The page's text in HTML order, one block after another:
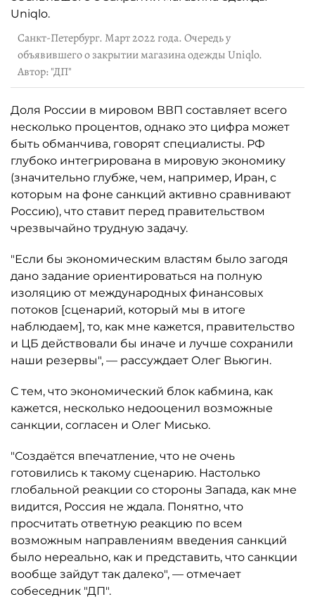
Санкт-Петербург. Март 2022 года. Очередь у
объявившего о закрытии магазина одежды Uniqlo.
Автор: "ДП"
Доля России в мировом ВВП составляет всего
несколько процентов, однако это цифра может
быть обманчива, говорят специалисты. РФ
глубоко интегрирована в мировую экономику
(значительно глубже, чем, например, Иран, с
которым на фоне санкций активно сравнивают
Россию), что ставит перед правительством
чрезвычайно трудную задачу.
"Если бы экономическим властям было загодя
дано задание ориентироваться на полную
изоляцию от международных финансовых
потоков [сценарий, который мы в итоге
наблюдаем], то, как мне кажется, правительство
и ЦБ действовали бы иначе и лучше сохранили
наши резервы", — рассуждает Олег Вьюгин.
С тем, что экономический блок кабмина, как
кажется, несколько недооценил возможные
санкции, согласен и Олег Мисько.
"Создаётся впечатление, что не очень
готовились к такому сценарию. Настолько
глобальной реакции со стороны Запада, как мне
видится, Россия не ждала. Понятно, что
просчитать ответную реакцию по всем
возможным направлениям введения санкций
было нереально, как и представить, что санкции
вообще зайдут так далеко", — отмечает
собеседник "ДП".